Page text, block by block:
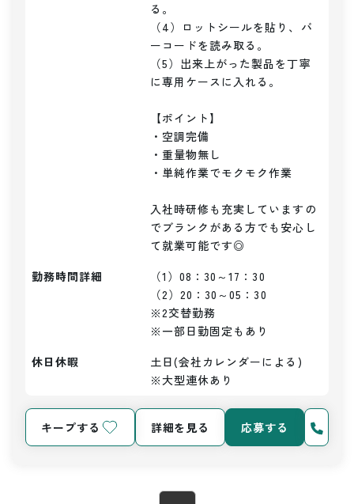
る。
（4）ロットシールを貼り、バ
ーコードを読み取る。
（5）出来上がった製品を丁寧
に専用ケースに入れる。
【ポイント】
・空調完備
・重量物無し
・単純作業でモクモク作業
入社時研修も充実していますの
でブランクがある方でも安心し
て就業可能です◎
勤務時間詳細
（1）08：30～17：30
（2）20：30～05：30
※2交替勤務
※一部日勤固定もあり
休日休暇
土日(会社カレンダーによる)
※大型連休あり
キープする 詳細を見る 応募する